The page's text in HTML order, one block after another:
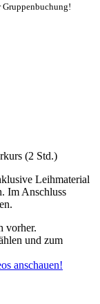
Gruppenbuchung!
(2 Std.)
Leihmaterial
Im Anschluss
vorher.
und zum
anschauen!